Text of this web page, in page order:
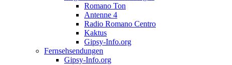
Romano Ton
Antenne 4
Radio Romano Centro
Kaktus
Gipsy-Info.org
Fernsehsendungen
Gipsy-Info.org